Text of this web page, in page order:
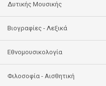
Δυτικής Μουσικής
Βιογραφίες - Λεξικά
Εθνομουσικολογία
Φιλοσοφία - Αισθητική